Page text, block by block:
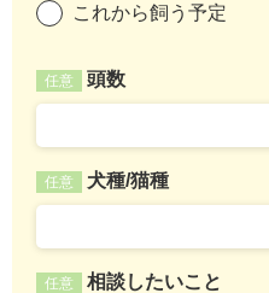
これから飼う予定
任意 頭数
任意 犬種/猫種
任意 相談したいこと